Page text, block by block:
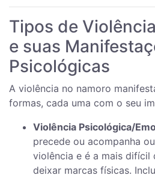
Tipos de
e suas
Psicológicas
A violência no namoro
formas, cada uma com o seu
Violência Psicológica/
precede ou acompanha
violência e é a mais
deixar marcas físicas.